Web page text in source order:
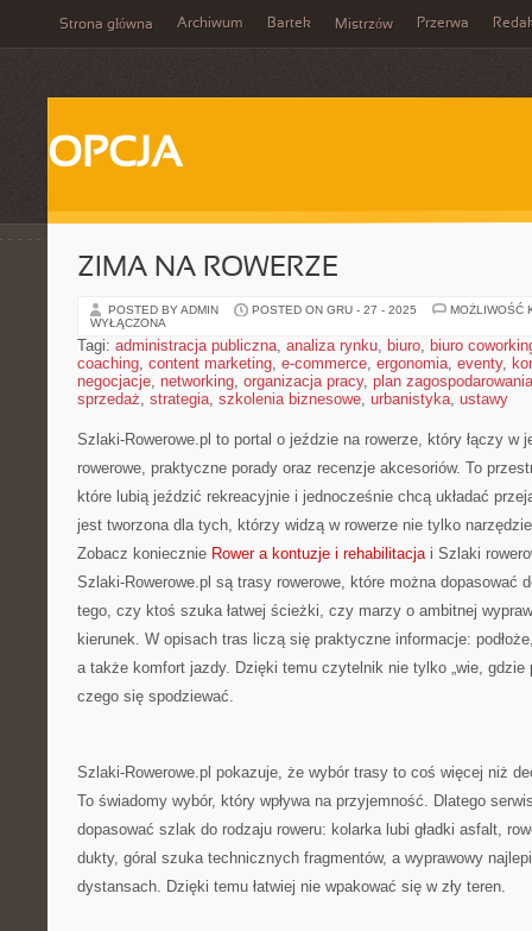
Strona główna Archiwum Bartek Mistrzów Przerwa
OPCJA
ZIMA NA ROWERZE
POSTED BY ADMIN POSTED ON GRU - 27 - 2025
MOŻLIWOŚĆ
WYŁĄCZONA
Tagi: administracja publiczna, analiza rynku, biuro, biuro
coaching, content marketing, e-commerce, ergonomia, eventy,
negocjacje, networking, organizacja pracy, plan zagospodarowania
sprzedaż, strategia, szkolenia biznesowe, urbanistyka, ustawy
Szlaki-Rowerowe.pl to portal o jeździe na rowerze, który łączy w
rowerowe, praktyczne porady oraz recenzje akcesoriów. To
które lubią jeździć rekreacyjnie i jednocześnie chcą układać
jest tworzona dla tych, którzy widzą w rowerze nie tylko
Zobacz koniecznie Rower a kontuzje i rehabilitacjai Szlaki
Szlaki-Rowerowe.pl są trasy rowerowe, które można dopasować
tego, czy ktoś szuka łatwej ścieżki, czy marzy o ambitnej
kierunek. W opisach tras liczą się praktyczne informacje:
a także komfort jazdy. Dzięki temu czytelnik nie tylko „wie, gdzie
czego się spodziewać.
Szlaki-Rowerowe.pl pokazuje, że wybór trasy to coś więcej niż
To świadomy wybór, który wpływa na przyjemność. Dlatego
dopasować szlak do rodzaju roweru: kolarka lubi gładki asfalt,
dukty, góral szuka technicznych fragmentów, a wyprawowy
dystansach. Dzięki temu łatwiej nie wpakować się w zły teren.